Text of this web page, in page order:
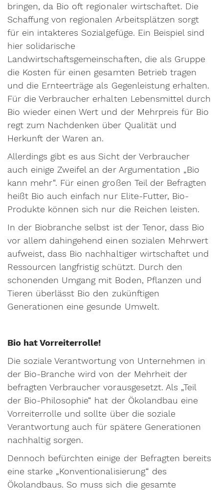
bringen, da Bio oft regionaler wirtschaftet. Die
Schaffung von regionalen Arbeitsplätzen sorgt
für ein intakteres Sozialgefüge. Ein Beispiel sind
hier solidarische
Landwirtschaftsgemeinschaften, die als Gruppe
die Kosten für einen gesamten Betrieb tragen
und die Ernteerträge als Gegenleistung erhalten.
Für die Verbraucher erhalten Lebensmittel durch
Bio wieder einen Wert und der Mehrpreis für Bio
regt zum Nachdenken über Qualität und
Herkunft der Waren an.
Allerdings gibt es aus Sicht der Verbraucher
auch einige Zweifel an der Argumentation „Bio
kann mehr“. Für einen großen Teil der Befragten
heißt Bio auch einfach nur Elite-Futter, Bio-
Produkte können sich nur die Reichen leisten.
In der Biobranche selbst ist der Tenor, dass Bio
vor allem dahingehend einen sozialen Mehrwert
aufweist, dass Bio nachhaltiger wirtschaftet und
Ressourcen langfristig schützt. Durch den
schonenden Umgang mit Boden, Pflanzen und
Tieren überlässt Bio den zukünftigen
Generationen eine gesunde Umwelt.
Bio hat Vorreiterrolle!
Die soziale Verantwortung von Unternehmen in
der Bio-Branche wird von der Mehrheit der
befragten Verbraucher vorausgesetzt. Als „Teil
der Bio-Philosophie“ hat der Ökolandbau eine
Vorreiterrolle und sollte über die soziale
Verantwortung auch für spätere Generationen
nachhaltig sorgen.
Dennoch befürchten einige der Befragten bereits
eine starke „Konventionalisierung“ des
Ökolandbaus. So muss sich die gesamte